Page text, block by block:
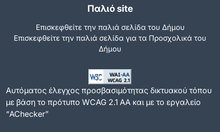
Παλιό site
Επισκεφθείτε την παλιά σελίδα του Δήμου
Eπισκεφθείτε την παλιά σελίδα για τα Προσχολικά του
Δήμου
Αυτόματος έλεγχος προσβασιμότητας δικτυακού τόπου
με βάση το πρότυπο WCAG 2.1 AA και με το εργαλείο
“AChecker”